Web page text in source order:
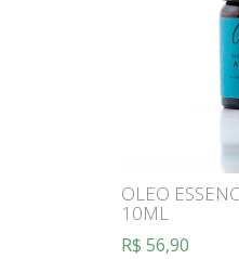
OLEO
10ML
R$ 56,90